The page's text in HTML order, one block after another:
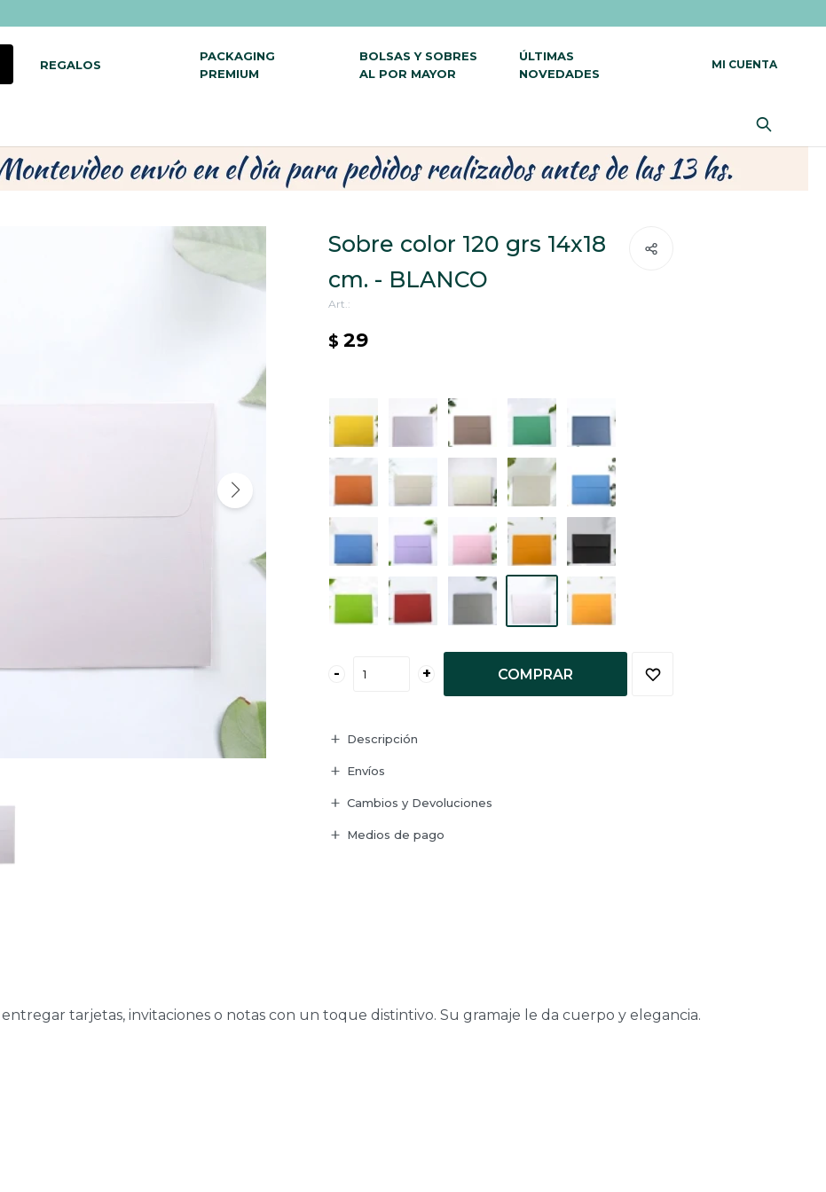
REGALOS
PACKAGING
PREMIUM
BOLSAS Y SOBRES
AL POR MAYOR
ÚLTIMAS
NOVEDADES
Sobre color 120 grs 14x18
cm. - BLANCO
$ 29
- + COMPRAR
Descripción
Envíos
Cambios y Devoluciones
Medios de pago
tarjetas, invitaciones o notas con un toque distintivo. Su gramaje le da cuerpo y elegancia.